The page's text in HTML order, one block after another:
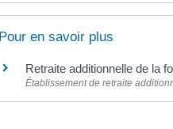
Pour en savoir plus
Retraite additionnelle de la
Établissement de retraite